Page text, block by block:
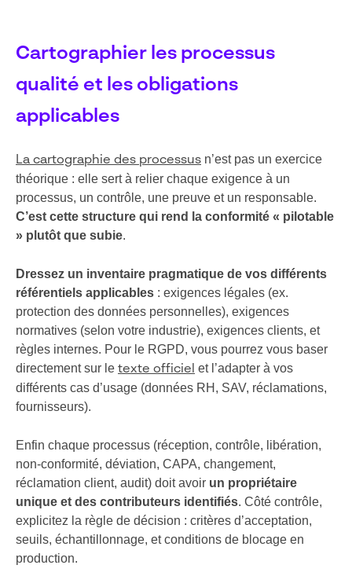
Cartographier les processus
qualité et les obligations
applicables
La cartographie des processus n’est pas un exercice
théorique : elle sert à relier chaque exigence à un
processus, un contrôle, une preuve et un responsable.
C’est cette structure qui rend la conformité « pilotable
» plutôt que subie.
Dressez un inventaire pragmatique de vos différents
référentiels applicables : exigences légales (ex.
protection des données personnelles), exigences
normatives (selon votre industrie), exigences clients, et
règles internes. Pour le RGPD, vous pourrez vous baser
directement sur le texte officiel et l’adapter à vos
différents cas d’usage (données RH, SAV, réclamations,
fournisseurs).
Enfin chaque processus (réception, contrôle, libération,
non-conformité, déviation, CAPA, changement,
réclamation client, audit) doit avoir un propriétaire
unique et des contributeurs identifiés. Côté contrôle,
explicitez la règle de décision : critères d’acceptation,
seuils, échantillonnage, et conditions de blocage en
production.